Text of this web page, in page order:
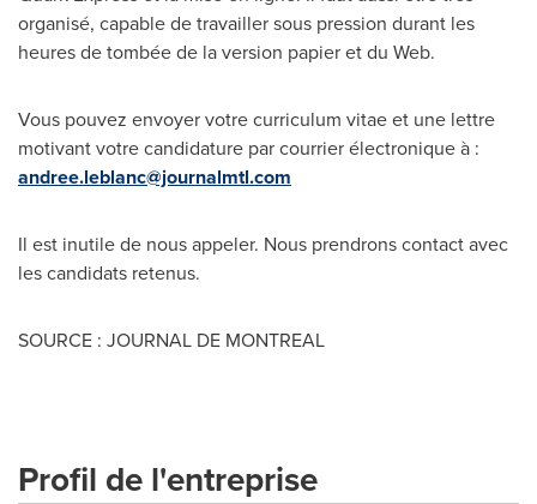
organisé, capable de travailler sous pression durant les
heures de tombée de la version papier et du Web.
Vous pouvez envoyer votre curriculum vitae et une lettre
motivant votre candidature par courrier électronique à :
andree.leblanc@journalmtl.com
Il est inutile de nous appeler. Nous prendrons contact avec
les candidats retenus.
SOURCE : JOURNAL DE MONTREAL
Profil de l'entreprise